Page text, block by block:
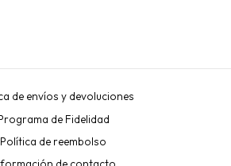
de envíos y devoluciones
de Fidelidad
Política de reembolso